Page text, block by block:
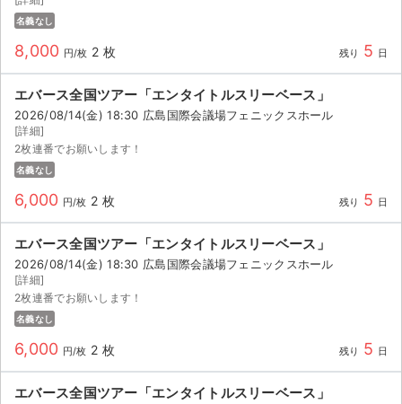
名義なし
8,000 円/枚 2 枚 残り 5 日
エバース全国ツアー「エンタイトルスリーベース」
2026/08/14(金) 18:30 広島国際会議場フェニックスホール
[詳細]
2枚連番でお願いします！
名義なし
6,000 円/枚 2 枚 残り 5 日
エバース全国ツアー「エンタイトルスリーベース」
2026/08/14(金) 18:30 広島国際会議場フェニックスホール
[詳細]
2枚連番でお願いします！
名義なし
6,000 円/枚 2 枚 残り 5 日
エバース全国ツアー「エンタイトルスリーベース」